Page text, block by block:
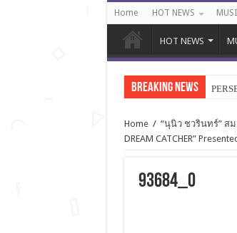
Home HOT NEWS
HOT NEWS
Breaking News
Home / “นุนิว ชวรินทร์” ส
DREAM CATCHER”
93684_0